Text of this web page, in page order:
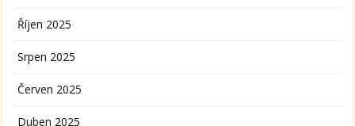
Říjen 2025
Srpen 2025
Červen 2025
Duben 2025